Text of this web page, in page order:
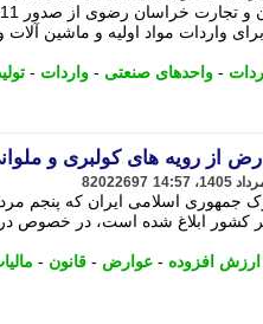
معادل تقریبی 2.5 همت برای واردات مواد اولیه و
- واحدهای صنعتی - واردات -
از رویه های کولبری و
82022697
جمهوری اسلامی ایران که پنجم
کشور ابلاغ شده است، در خصوص
ارزش افزوده - عوارض - قانون -